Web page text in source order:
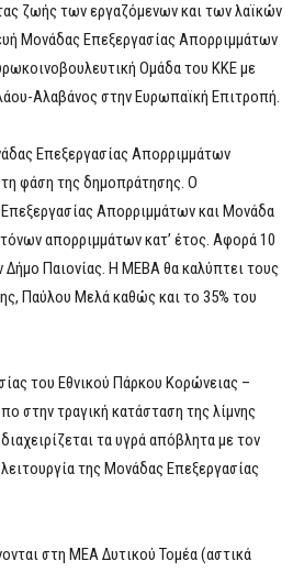
ζωής των εργαζόμενων και των λαϊκών
Μονάδας Επεξεργασίας Απορριμμάτων
Ομάδα του ΚΚΕ με
Αλαβάνος στην Ευρωπαϊκή Επιτροπή.
Επεξεργασίας Απορριμμάτων
φάση της δημοπράτησης. Ο
Απορριμμάτων και Μονάδα
απορριμμάτων κατ’ έτος. Αφορά 10
Δήμο Παιονίας. Η ΜΕΒΑ θα καλύπτει τους
Παύλου Μελά καθώς και το 35% του
του Εθνικού Πάρκου Κορώνειας –
στην τραγική κατάσταση της λίμνης
τα υγρά απόβλητα με τον
της Μονάδας Επεξεργασίας
στη ΜΕΑ Δυτικού Τομέα (αστικά